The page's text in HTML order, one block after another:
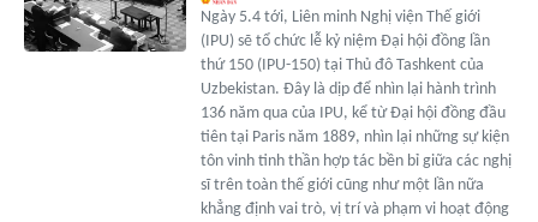
Ngày 5.4 tới, Liên minh Nghị viện Thế giới
(IPU) sẽ tổ chức lễ kỷ niệm Đại hội đồng lần
thứ 150 (IPU-150) tại Thủ đô Tashkent của
Uzbekistan. Đây là dịp để nhìn lại hành trình
136 năm qua của IPU, kể từ Đại hội đồng đầu
tiên tại Paris năm 1889, nhìn lại những sự kiện
tôn vinh tinh thần hợp tác bền bỉ giữa các nghị
sĩ trên toàn thế giới cũng như một lần nữa
khẳng định vai trò, vị trí và phạm vi hoạt động